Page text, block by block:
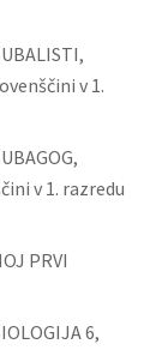
v 1.
v 1. razredu
PRVI
6,